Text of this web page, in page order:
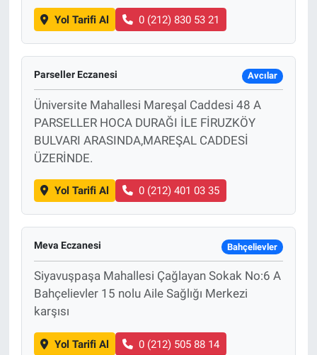
Yol Tarifi Al 0 (212) 830 53 21
Parseller Eczanesi Avcılar
Üniversite Mahallesi Mareşal Caddesi 48 A
PARSELLER HOCA DURAĞI İLE FİRUZKÖY
BULVARI ARASINDA,MAREŞAL CADDESİ
ÜZERİNDE.
Yol Tarifi Al 0 (212) 401 03 35
Meva Eczanesi Bahçelievler
Siyavuşpaşa Mahallesi Çağlayan Sokak No:6 A
Bahçelievler 15 nolu Aile Sağlığı Merkezi
karşısı
Yol Tarifi Al 0 (212) 505 88 14